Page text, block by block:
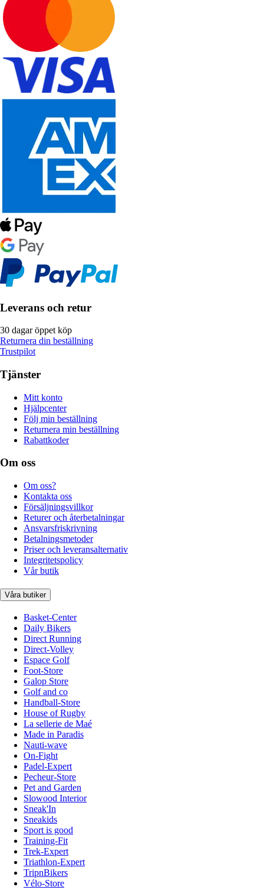
Leverans och retur
30 dagar öppet köp
Returnera din beställning
Trustpilot
Tjänster
Mitt konto
Hjälpcenter
Följ min beställning
Returnera min beställning
Rabattkoder
Om oss
Om oss?
Kontakta oss
Försäljningsvillkor
Returer och återbetalningar
Ansvarsfriskrivning
Betalningsmetoder
Priser och leveransalternativ
Integritetspolicy
Vår butik
Våra butiker
Basket-Center
Daily Bikers
Direct Running
Direct-Volley
Espace Golf
Foot-Store
Galop Store
Golf and co
Handball-Store
House of Rugby
La sellerie de Maé
Made in Paradis
Nauti-wave
On-Fight
Padel-Expert
Pecheur-Store
Pet and Garden
Slowood Interior
Sneak'In
Sneakids
Sport is good
Training-Fit
Trek-Expert
Triathlon-Expert
TripnBikers
Vélo-Store